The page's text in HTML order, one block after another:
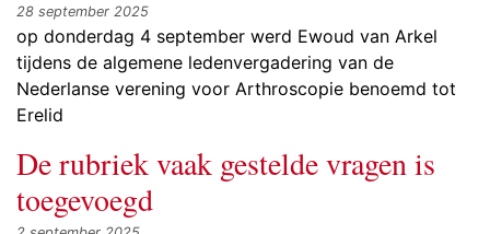
28 september 2025
op donderdag 4 september werd Ewoud van Arkel
tijdens de algemene ledenvergadering van de
Nederlanse verening voor Arthroscopie benoemd tot
Erelid
De rubriek vaak gestelde vragen is
toegevoegd